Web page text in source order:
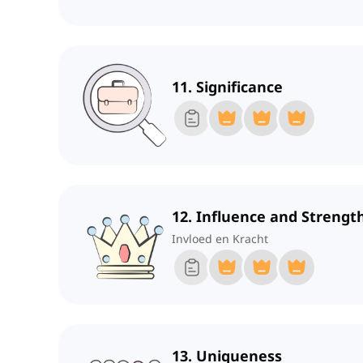
11. Significance
12. Influence and
Invloed en Kracht
13. Uniqueness